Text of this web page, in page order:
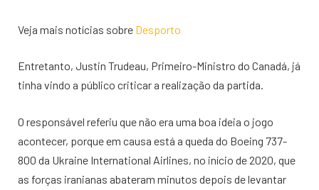
Veja mais notícias sobre Desporto
Entretanto, Justin Trudeau, Primeiro-Ministro do Canadá, já
tinha vindo a público criticar a realização da partida.
O responsável referiu que não era uma boa ideia o jogo
acontecer, porque em causa está a queda do Boeing 737-
800 da Ukraine International Airlines, no início de 2020, que
as forças iranianas abateram minutos depois de levantar